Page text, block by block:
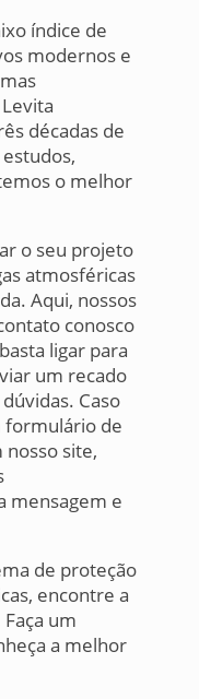
índice de
modernos e
décadas de
o melhor
o seu projeto
atmosféricas
Aqui, nossos
conosco
ligar para
um recado
Caso
de
site,
mensagem e
de proteção
encontre a
um
a melhor